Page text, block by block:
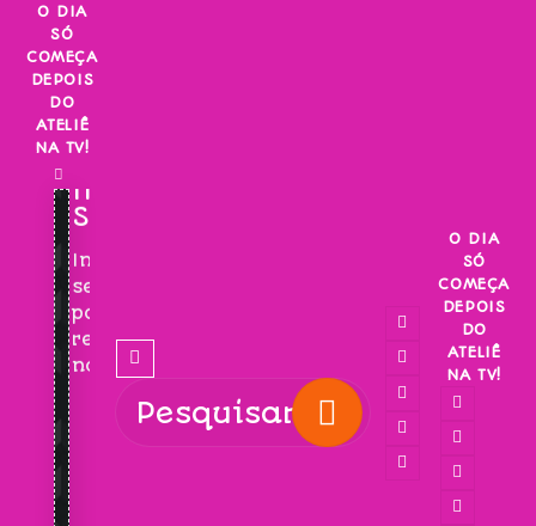
Skip
content
O DIA
SÓ
COMEÇA
DEPOIS
DO
ATELIÊ
NA TV!
INSCREVA-
SE!
Inscreva-
se
para
receber
novidades!
O DIA
SÓ
COMEÇA
DEPOIS
DO
ATELIÊ
NA TV!